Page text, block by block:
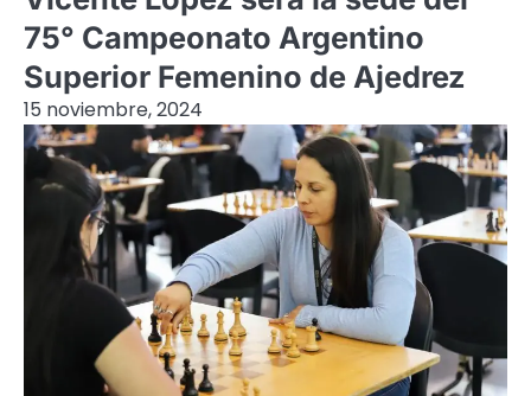
75° Campeonato Argentino
Superior Femenino de Ajedrez
15 noviembre, 2024